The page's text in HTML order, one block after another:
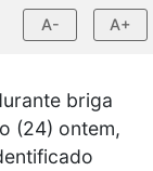
A- A+
briga
(24) ontem,